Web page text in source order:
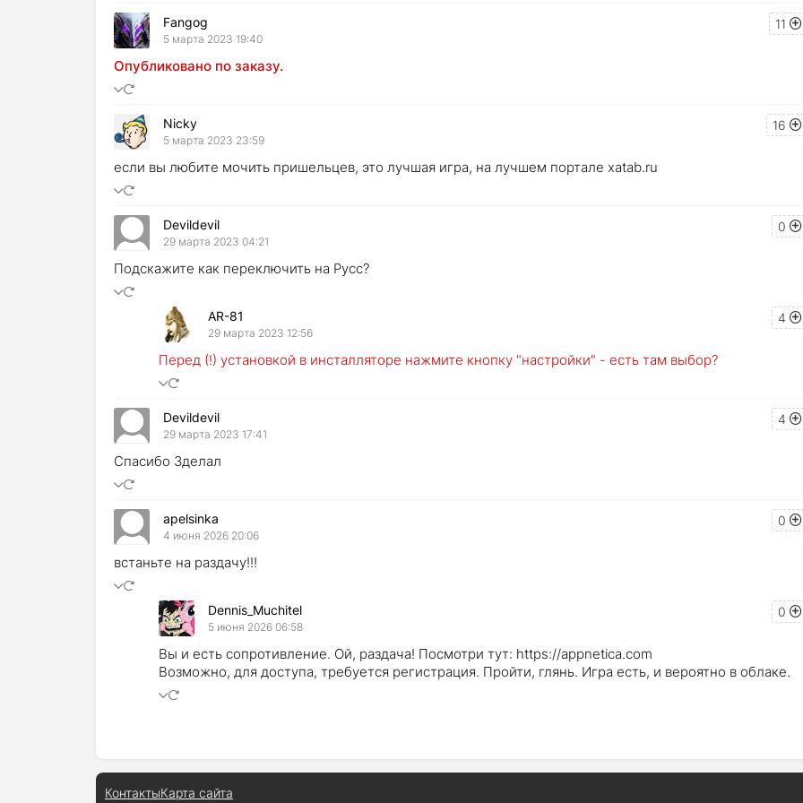
11
Fangog
5 марта 2023 19:40
Опубликовано по заказу.
16
Nicky
5 марта 2023 23:59
если вы любите мочить пришельцев, это лучшая игра, на лучшем портале xatab.ru
0
Devildevil
29 марта 2023 04:21
Подскажите как переключить на Русс?
4
AR-81
29 марта 2023 12:56
Перед (!) установкой в инсталляторе нажмите кнопку "настройки" - есть там выбор?
4
Devildevil
29 марта 2023 17:41
Спасибо Зделал
0
apelsinka
4 июня 2026 20:06
встаньте на раздачу!!!
0
Dennis_Muchitel
5 июня 2026 06:58
Вы и есть сопротивление. Ой, раздача! Посмотри тут: https://appnetica.com
Возможно, для доступа, требуется регистрация. Пройти, глянь. Игра есть, и вероятно в облаке.
КонтактыКарта сайта